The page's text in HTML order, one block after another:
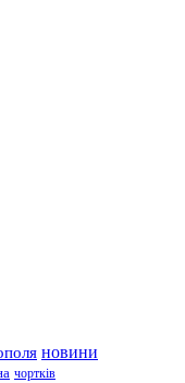
новини
чортків